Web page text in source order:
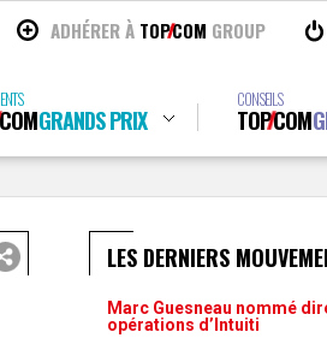
ADHÉRER À TOPCOM GROUP
GRANDS PRIX
CONSEILS
TOPCOM
LES DERNIERS
Marc Guesneau nommé
opérations d’Intuiti